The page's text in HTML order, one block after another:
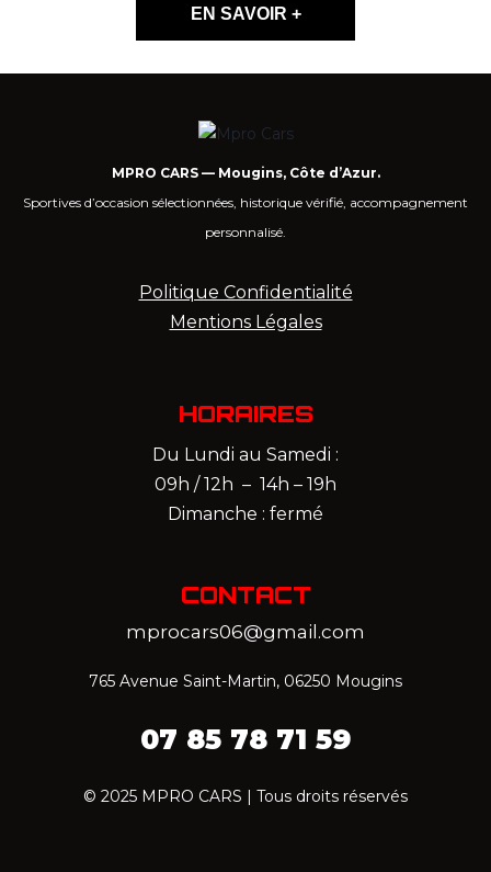
EN SAVOIR +
MPRO CARS — Mougins, Côte d’Azur.
Sportives d’occasion sélectionnées, historique vérifié, accompagnement
personnalisé.
Politique Confidentialité
Mentions Légales
HORAIRES
Du Lundi au Samedi :
09h / 12h – 14h – 19h
Dimanche : fermé
CONTACT
mprocars06@gmail.com
765 Avenue Saint-Martin, 06250 Mougins
07 85 78 71 59‬
© 2025 MPRO CARS | Tous droits réservés